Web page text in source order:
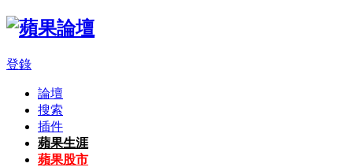
登錄
論壇
搜索
插件
蘋果生涯
蘋果股市